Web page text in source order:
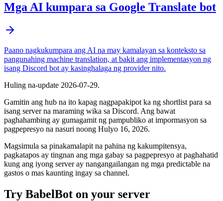
Mga AI kumpara sa Google Translate bot
Paano nagkukumpara ang AI na may kamalayan sa konteksto sa
pangunahing machine translation, at bakit ang implementasyon ng
isang Discord bot ay kasinghalaga ng provider nito.
Huling na-update 2026-07-29.
Gamitin ang hub na ito kapag nagpapakipot ka ng shortlist para sa
isang server na maraming wika sa Discord. Ang bawat
paghahambing ay gumagamit ng pampubliko at impormasyon sa
pagpepresyo na nasuri noong Hulyo 16, 2026.
Magsimula sa pinakamalapit na pahina ng kakumpitensya,
pagkatapos ay tingnan ang mga gabay sa pagpepresyo at paghahatid
kung ang iyong server ay nangangailangan ng mga predictable na
gastos o mas kaunting ingay sa channel.
Try BabelBot on your server